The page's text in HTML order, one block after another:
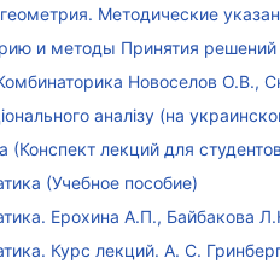
Методические
и методы Принятия
Новоселов О.В.,
аналізу (на
(Конспект лекций для
(Учебное пособие)
Ерохина А.П., Байбакова
Курс лекций. А. С.